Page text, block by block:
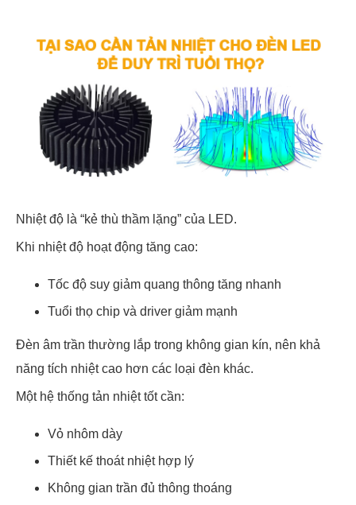
Nhiệt độ là “kẻ thù thầm lặng” của LED.
Khi nhiệt độ hoạt động tăng cao:
Tốc độ suy giảm quang thông tăng nhanh
Tuổi thọ chip và driver giảm mạnh
Đèn âm trần thường lắp trong không gian kín, nên khả
năng tích nhiệt cao hơn các loại đèn khác.
Một hệ thống tản nhiệt tốt cần:
Vỏ nhôm dày
Thiết kế thoát nhiệt hợp lý
Không gian trần đủ thông thoáng